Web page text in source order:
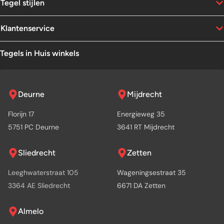
Tegel stijlen
Klantenservice
Tegels in Huis winkels
Deurne
Florijn 17
5751 PC Deurne
Mijdrecht
Energieweg 35
3641 RT Mijdrecht
Sliedrecht
Leeghwaterstraat 105
3364 AE Sliedrecht
Zetten
Wageningsestraat 35
6671 DA Zetten
Almelo